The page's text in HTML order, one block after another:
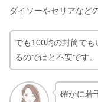
ダイソーやセリアなど
でも100均の封筒で
るのではと不安です。
確かに若